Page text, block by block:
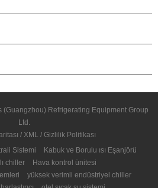
(Guangzhou) Refrigerating Equipment Group
Ltd.
/ XML / Gizlilik Politikası
Sistemi
Kabuk ve Borulu ısı Eşanjörü
chiller
Hava kontrol ünitesi
yüksek verimli endüstriyel chiller